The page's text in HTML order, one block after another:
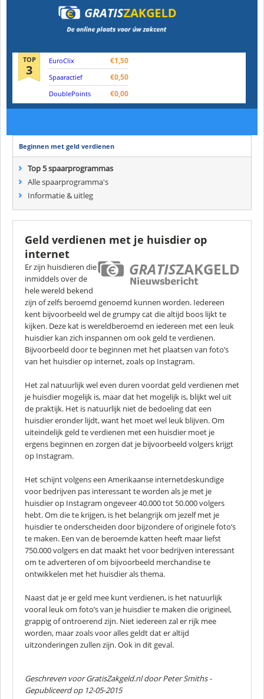
TOP
3
EuroClix €1,50
Spaaractief €0,50
DoublePoints €0,00
Beginnen met geld verdienen
Top 5 spaarprogrammas
Alle spaarprogramma's
Informatie & uitleg
Geld verdienen met je huisdier op
internet
Er zijn huisdieren die
inmiddels over de
hele wereld bekend
zijn of zelfs beroemd genoemd kunnen worden. Iedereen
kent bijvoorbeeld wel de grumpy cat die altijd boos lijkt te
kijken. Deze kat is wereldberoemd en iedereen met een leuk
huisdier kan zich inspannen om ook geld te verdienen.
Bijvoorbeeld door te beginnen met het plaatsen van foto’s
van het huisdier op internet, zoals op Instagram.
Het zal natuurlijk wel even duren voordat geld verdienen met
je huisdier mogelijk is, maar dat het mogelijk is, blijkt wel uit
de praktijk. Het is natuurlijk niet de bedoeling dat een
huisdier eronder lijdt, want het moet wel leuk blijven. Om
uiteindelijk geld te verdienen met een huisdier moet je
ergens beginnen en zorgen dat je bijvoorbeeld volgers krijgt
op Instagram.
Het schijnt volgens een Amerikaanse internetdeskundige
voor bedrijven pas interessant te worden als je met je
huisdier op Instagram ongeveer 40.000 tot 50.000 volgers
hebt. Om die te krijgen, is het belangrijk om jezelf met je
huisdier te onderscheiden door bijzondere of originele foto’s
te maken. Een van de beroemde katten heeft maar liefst
750.000 volgers en dat maakt het voor bedrijven interessant
om te adverteren of om bijvoorbeeld merchandise te
ontwikkelen met het huisdier als thema.
Naast dat je er geld mee kunt verdienen, is het natuurlijk
vooral leuk om foto’s van je huisdier te maken die origineel,
grappig of ontroerend zijn. Niet iedereen zal er rijk mee
worden, maar zoals voor alles geldt dat er altijd
uitzonderingen zullen zijn. Ook in dit geval.
Geschreven voor GratisZakgeld.nl doorPeter Smiths-
Gepubliceerd op 12-05-2015